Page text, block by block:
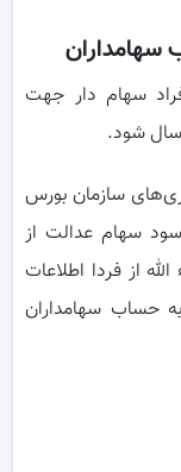
سهامداران
افراد سهام دار جهت
شود.
سازمان بورس
مرکزی، ۹۶ درصد از سود سهام عدالت از
از فردا اطلاعات
حساب سهامداران